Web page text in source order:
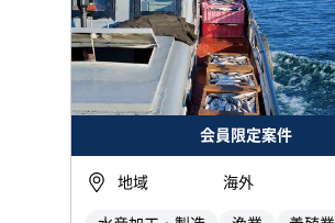
会員限定案件
地域 海外